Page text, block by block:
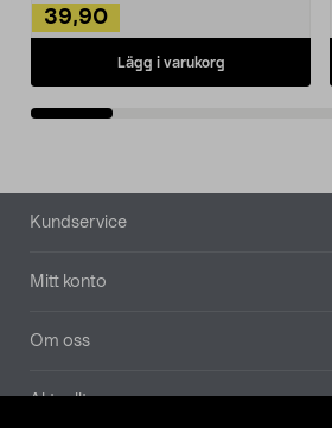
39,90
Lägg i varukorg
Sidfot
Kundservice
Mitt konto
Om oss
Aktuellt